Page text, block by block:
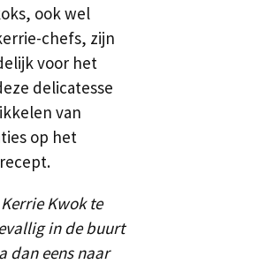
ook wel
chefs, zijn
voor het
delicatesse
van
op het
Kwok te
in de buurt
dan eens naar